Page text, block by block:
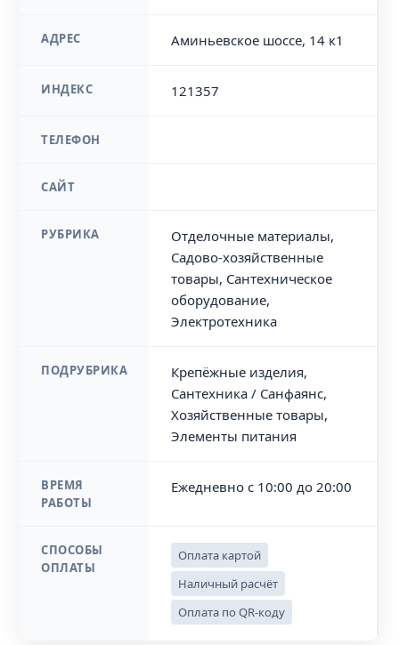
АДРЕС Аминьевское шоссе, 14 к1
ИНДЕКС 121357
ТЕЛЕФОН
САЙТ
РУБРИКА
Отделочные материалы,
Садово-хозяйственные
товары, Сантехническое
оборудование,
Электротехника
ПОДРУБРИКА
Крепёжные изделия,
Сантехника / Санфаянс,
Хозяйственные товары,
Элементы питания
ВРЕМЯ
РАБОТЫ
Ежедневно с 10:00 до 20:00
СПОСОБЫ
ОПЛАТЫ
Оплата картой
Наличный расчёт
Оплата по QR-коду